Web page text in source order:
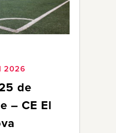
Noticies
Qui Som
2026
de
– CE El